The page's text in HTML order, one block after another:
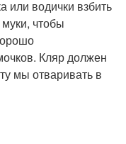
или водички взбить
чтобы
Кляр должен
мы отваривать в